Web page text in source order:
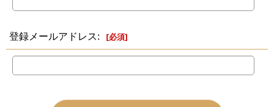
登録メールアドレス: [必須]